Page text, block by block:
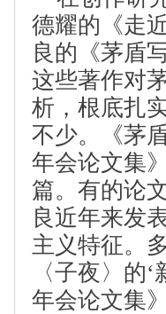
德耀的《走
良的《茅盾
这些著作对
析，根底扎
不少。《茅
年会论文集
篇。有的论
良近年来发
主义特征。
〈子夜〉的
年会论文集